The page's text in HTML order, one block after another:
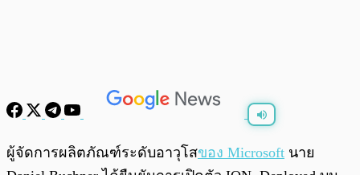
พร้อมเล่น
ผู้จัดการผลิตภัณฑ์ระดับอาวุโสของ Microsoft นาย